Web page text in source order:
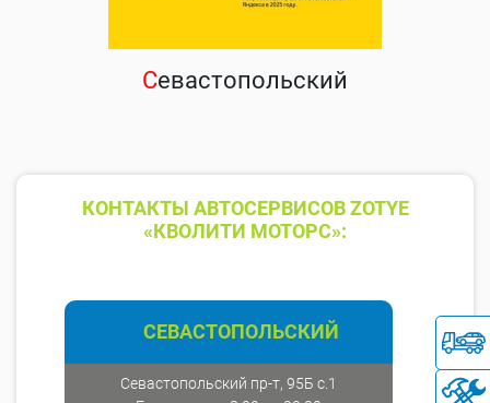
Севастопольский
КОНТАКТЫ АВТОСЕРВИСОВ ZOTYE
«КВОЛИТИ МОТОРС»:
СЕВАСТОПОЛЬСКИЙ
Севастопольский пр-т, 95Б с.1